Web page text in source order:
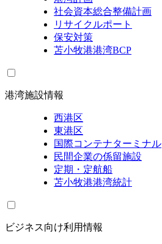
社会資本総合整備計画
リサイクルポート
保安対策
苫小牧港港湾BCP
港湾施設情報
西港区
東港区
国際コンテナターミナル
民間企業の係留施設
定期・定航船
苫小牧港港湾統計
ビジネス向け利用情報